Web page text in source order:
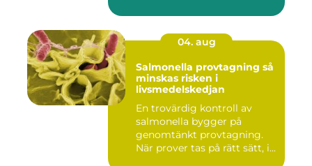
04. aug
Salmonella provtagning så
minskas risken i
livsmedelskedjan
En trovärdig kontroll av
salmonella bygger på
genomtänkt provtagning.
När prover tas på rätt sätt, i...